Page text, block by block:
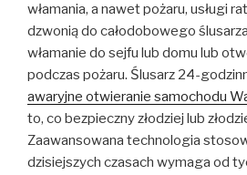
włamania, a nawet pożaru, usługi
dzwonią do całodobowego
włamanie do sejfu lub domu lub
podczas pożaru. Ślusarz 24-
awaryjne otwieranie samochodu
to, co bezpieczny złodziej lub
Zaawansowana technologia
dzisiejszych czasach wymaga od